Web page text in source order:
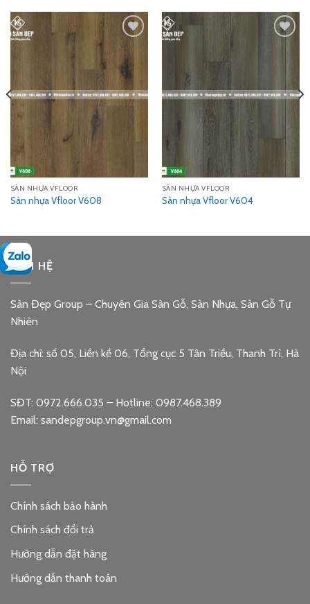
to
wishlist
SÀN NHỰA VFLOOR
Sàn nhựa Vfloor V608
SÀN NHỰA VFLOOR
Sàn nhựa Vfloor V604
LIÊN HỆ
Sàn Đẹp Group – Chuyên Gia Sàn Gỗ, Sàn Nhựa, Sàn Gỗ Tự
Nhiên
Địa chỉ: số 05, Liền kề 06, Tổng cục 5 Tân Triều, Thanh Trì, Hà
Nội
SĐT: 0972.666.035 – Hotline: 0987.468.389
Email: sandepgroup.vn@gmail.com
HỖ TRỢ
Chính sách bảo hành
Chính sách đổi trả
Hướng dẫn đặt hàng
Hướng dẫn thanh toán